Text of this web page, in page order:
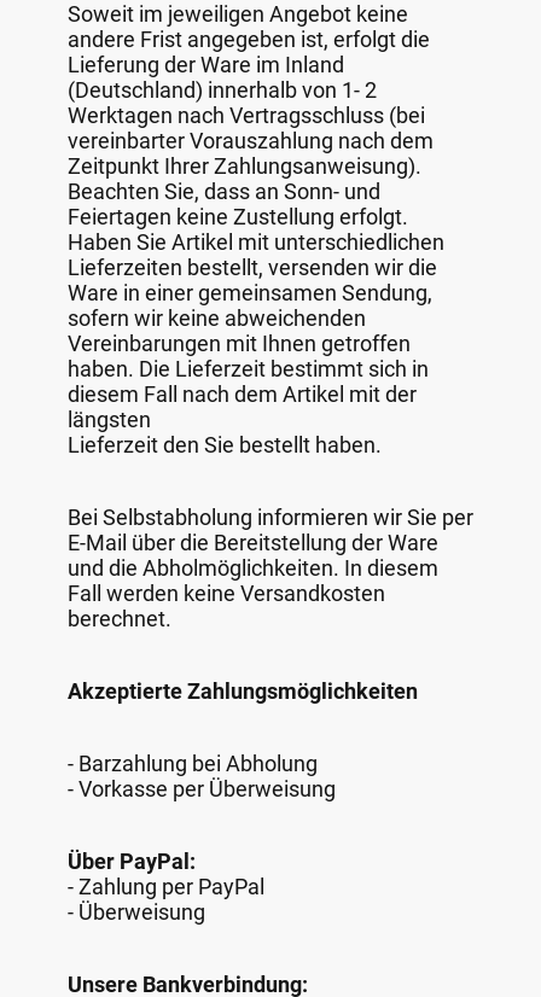
Soweit im jeweiligen Angebot keine
andere Frist angegeben ist, erfolgt die
Lieferung der Ware im Inland
(Deutschland) innerhalb von 1- 2
Werktagen nach Vertragsschluss (bei
vereinbarter Vorauszahlung nach dem
Zeitpunkt Ihrer Zahlungsanweisung).
Beachten Sie, dass an Sonn- und
Feiertagen keine Zustellung erfolgt.
Haben Sie Artikel mit unterschiedlichen
Lieferzeiten bestellt, versenden wir die
Ware in einer gemeinsamen Sendung,
sofern wir keine abweichenden
Vereinbarungen mit Ihnen getroffen
haben. Die Lieferzeit bestimmt sich in
diesem Fall nach dem Artikel mit der
längsten
Lieferzeit den Sie bestellt haben.
Bei Selbstabholung informieren wir Sie per
E-Mail über die Bereitstellung der Ware
und die Abholmöglichkeiten. In diesem
Fall werden keine Versandkosten
berechnet.
Akzeptierte Zahlungsmöglichkeiten
- Barzahlung bei Abholung
- Vorkasse per Überweisung
Über PayPal:
- Zahlung per PayPal
- Überweisung
Unsere Bankverbindung: